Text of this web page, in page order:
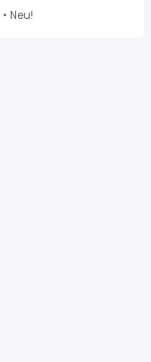
• Neu!